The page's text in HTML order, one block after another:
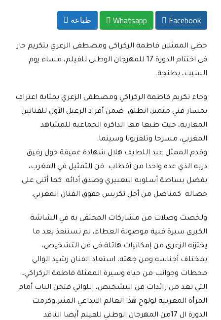
Facebook
Whatsapp طباعة
حظي الممثلان فاطمة الركراكي ومصطفى الزعري بتكريم حار
في اختتام الدورة 17 للمهرجان الوطني للفيلم، مساء يوم
السبت، بطنجة.
وجاء تكريم فاطمة الركراكي ومصطفى الزعري بمثابة اعتراف
بمسار فني متميز، انطلق ضمن أفراد الرعيل الأول للفنانين
المغاربة، حيث طبعا معا الذاكرة الجماعية للمشاهد
المغربي، مسرحا وتلفزيونا وسينما.
وقدم الممثل عبد اللطيف هلال شهادة عميقة حول رفيق
دربه الذي عده واحدا من أقطاب فن التمثيل في المغرب،
بفضل بساطة أسلوبه التعبيري وصدق أدائه. كما أثنى على
خصاله كمناضل من أجل تكريس حقوق الفنان المغربي.
ولخصت وصلات من مشاركات المحتفى به في الشاشة
الكبرى سيرة فنية موصولة العطاء، لم تستنفذ بعد ما
يختزنه الزعري من إمكانيات هائلة في فن التشخيص،
بمختلف أجناسه.ومن جهته، استعاد الفنان رشيد الوالي
محطات وجوانب من حياة وسيرة الممثلة فاطمة الركراكي،
التي تعد من رائدات فن التشخيص، اللواتي فتحن الباب أمام
المرأة المغربية لولوج هذا العالم الابداعي المثير.وكرمت
الدورة ال 17من المهرجان الوطني للفيلم أيضا الناقد